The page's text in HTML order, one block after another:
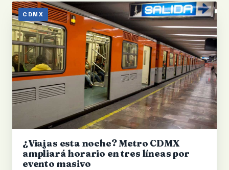
CDMX
¿Viajas esta noche? Metro CDMX
ampliará horario en tres líneas por
evento masivo